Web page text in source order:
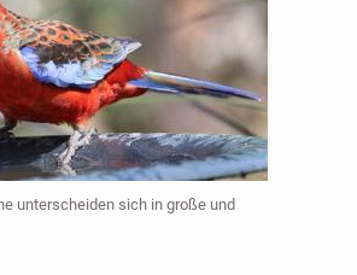
unterscheiden sich in große und